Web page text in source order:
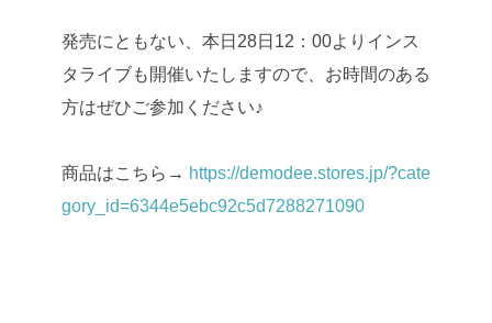
発売にともない、本日28日12：00よりインス
タライブも開催いたしますので、お時間のある
方はぜひご参加ください♪
商品はこちら→ https://demodee.stores.jp/?cate
gory_id=6344e5ebc92c5d7288271090